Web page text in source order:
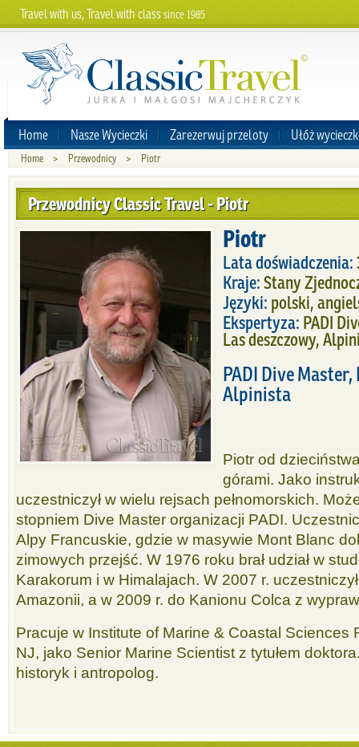
Travel with us, Travel with classsince 1985
Home Nasze Wycieczki Zarezerwuj przeloty Ułóż
Home > Przewodnicy > Piotr
Przewodnicy Classic Travel - Piotr
Piotr
Lata doświadczenia:
Kraje:Stany
Języki: polski,
Ekspertyza: PADI
Las deszczowy,
PADI Dive
Alpinista
Piotr od
górami. Jako
uczestniczył w wielu rejsach pełnomorskich.
stopniem Dive Master organizacji PADI.
Alpy Francuskie, gdzie w masywie Mont Blanc
zimowych przejść. W 1976 roku brał udział w
Karakorum i w Himalajach. W 2007 r.
Amazonii, a w 2009 r. do Kanionu Colca z
Pracuje w Institute of Marine & Coastal Sciences
NJ, jako Senior Marine Scientist z tytułem
historyk i antropolog.